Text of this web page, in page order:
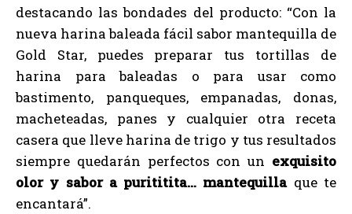
destacando las bondades del producto: “Con la
nueva harina baleada fácil sabor mantequilla de
Gold Star, puedes preparar tus tortillas de
harina para baleadas o para usar como
bastimento, panqueques, empanadas, donas,
macheteadas, panes y cualquier otra receta
casera que lleve harina de trigo y tus resultados
siempre quedarán perfectos con un exquisito
olor y sabor a purititita… mantequillaque te
encantará”.